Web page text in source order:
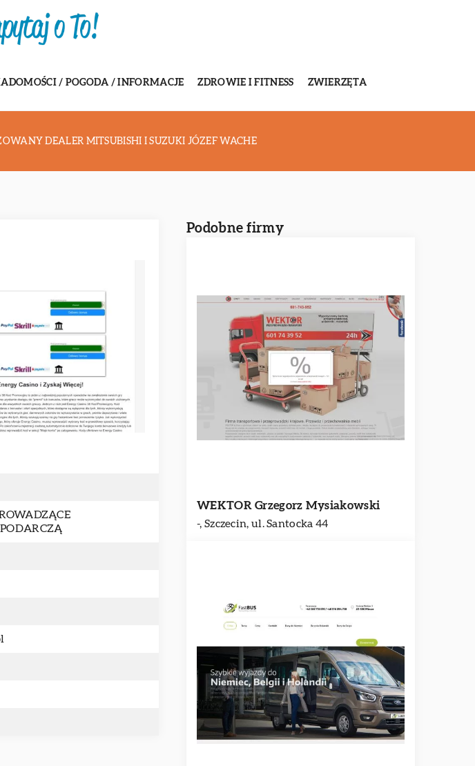
/ POGODA / INFORMACJE ZDROWIE I FITNESS ZWIERZĘTA
DEALER MITSUBISHI I SUZUKI JÓZEF WACHE
Podobne firmy
WEKTOR Grzegorz Mysiakowski
-, Szczecin, ul. Santocka 44